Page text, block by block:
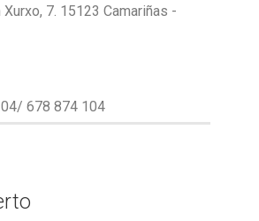
Xurxo, 7. 15123 Camariñas -
678 874 104